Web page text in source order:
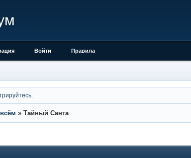
Войти Правила
» Тайный Санта